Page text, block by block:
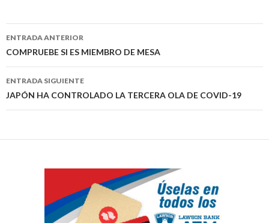
Navegación
de
entradas
ENTRADA ANTERIOR
COMPRUEBE SI ES MIEMBRO DE MESA
ENTRADA SIGUIENTE
JAPÓN HA CONTROLADO LA TERCERA OLA DE COVID-19